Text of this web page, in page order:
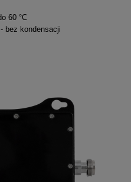
60 °C
bez kondensacji